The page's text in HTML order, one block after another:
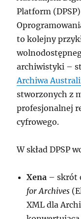
Platform
to kolejny
archiwistyki –
Archiwa
stworzonych z
profesjonalnej
cyfrowego.
W skład DPSP
Xena – skrót
for Archives
XML dla